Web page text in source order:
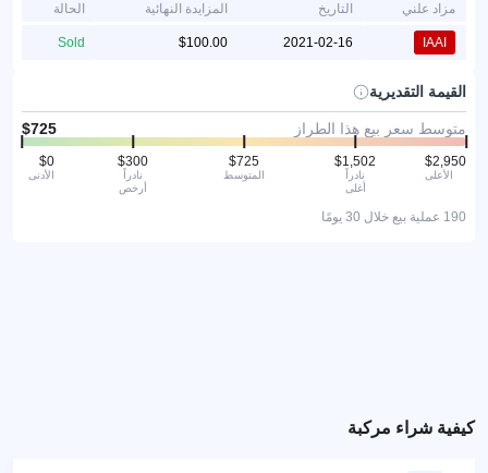
مزاد علني التاريخ المزايدة النهائية الحالة
IAAI
2021-02-16
Sold
القيمة التقديرية
متوسط سعر بيع هذا الطراز
الأدنى
نادراً
أرخص
المتوسط
نادراً
أغلى
الأعلى
190 عملية بيع خلال 30 يومًا
كيفية شراء مركبة